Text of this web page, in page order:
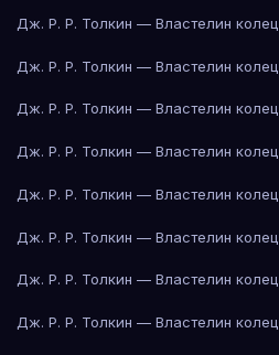
Дж. Р. Р. Толкин — Властелин колец
Дж. Р. Р. Толкин — Властелин колец
Дж. Р. Р. Толкин — Властелин колец
Дж. Р. Р. Толкин — Властелин колец
Дж. Р. Р. Толкин — Властелин колец
Дж. Р. Р. Толкин — Властелин колец
Дж. Р. Р. Толкин — Властелин колец
Дж. Р. Р. Толкин — Властелин колец